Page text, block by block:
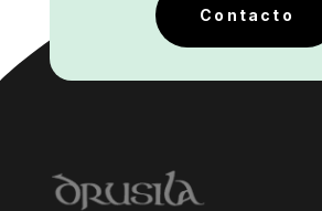
Contacto